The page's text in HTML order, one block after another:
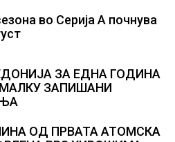
во Серија А почнува
ЗА ЕДНА ГОДИНА
ЗАПИШАНИ
ОД ПРВАТА АТОМСКА